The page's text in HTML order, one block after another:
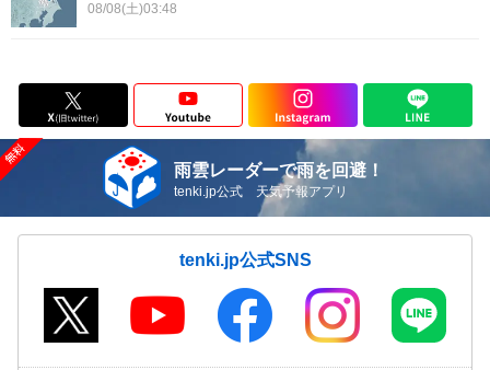
08/08(土)03:48
雨雲レーダーで雨を回避！
tenki.jp公式 天気予報アプリ
tenki.jp公式SNS